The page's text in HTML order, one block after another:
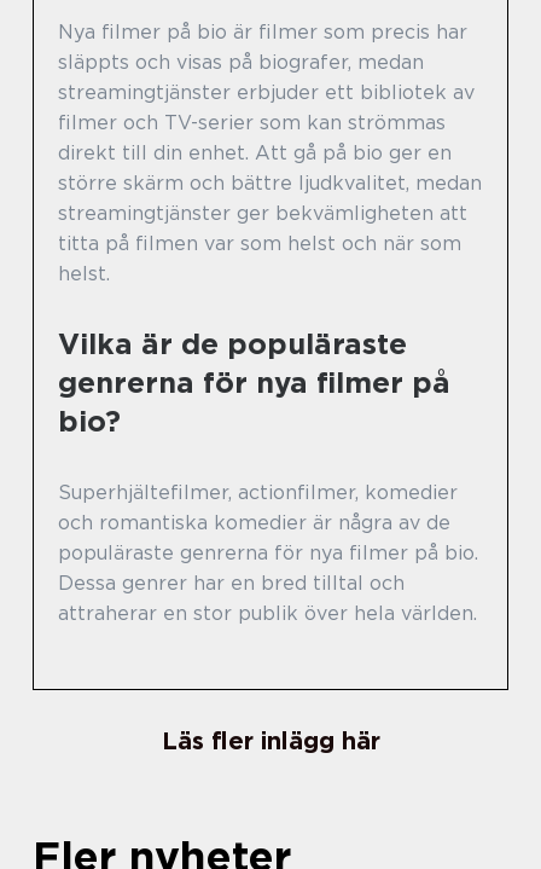
Nya filmer på bio är filmer som precis har
släppts och visas på biografer, medan
streamingtjänster erbjuder ett bibliotek av
filmer och TV-serier som kan strömmas
direkt till din enhet. Att gå på bio ger en
större skärm och bättre ljudkvalitet, medan
streamingtjänster ger bekvämligheten att
titta på filmen var som helst och när som
helst.
Vilka är de populäraste
genrerna för nya filmer på
bio?
Superhjältefilmer, actionfilmer, komedier
och romantiska komedier är några av de
populäraste genrerna för nya filmer på bio.
Dessa genrer har en bred tilltal och
attraherar en stor publik över hela världen.
Läs fler inlägg här
Fler nyheter